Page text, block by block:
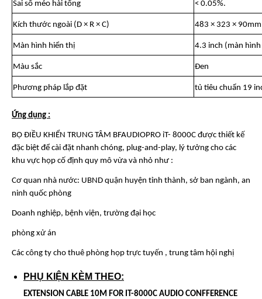
Sai số méo hài tổng < 0.05%.
Kích thước ngoài (D × R × C) 483 × 323 × 90mm
Màn hình hiển thị 4.3 inch (màn
Màu sắc Đen
Phương pháp lắp đặt tủ tiêu chuẩn 19
Ứng dụng :
BỘ ĐIỀU KHIỂN TRUNG TÂM BFAUDIOPRO iT- 8000C được thiết kế
đặc biệt để cài đặt nhanh chóng, plug-and-play, lý tưởng cho các
khu vực họp cố định quy mô vừa và nhỏ như :
Cơ quan nhà nước: UBND quận huyện tỉnh thành, sở ban ngành, an
ninh quốc phòng
Doanh nghiệp, bệnh viện, trường đại học
phòng xử án
Các công ty cho thuê phòng họp trực tuyến , trung tâm hội nghị
PHỤ KIỆN KÈM THEO:
EXTENSION CABLE 10M FOR IT-8000C AUDIO CONFFERENCE